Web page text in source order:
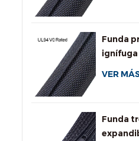
Funda
ignífuga
VER
Funda